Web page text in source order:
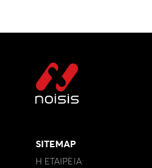
SITEMAP
Η ΕΤΑΙΡΕΙΑ